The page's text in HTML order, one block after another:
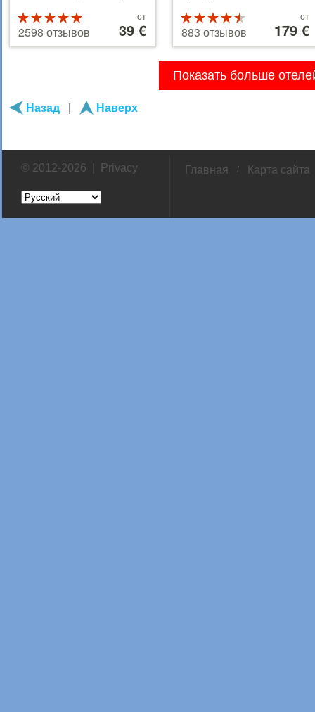
5 из 5
2598 отзывов
от
39 € 4.5 из 5
883 отзывов 179 €
от
179 €
Показать больше
Назад Наверх
© 2012-2026 | Privacy Главная Карта сайта